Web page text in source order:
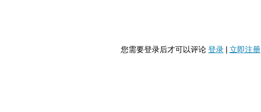
您需要登录后才可以评论 登录 立即注册